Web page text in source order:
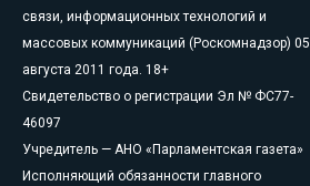
связи, информационных технологий и
массовых коммуникаций (Роскомнадзор) 05
августа 2011 года. 18+
Свидетельство о регистрации Эл № ФС77-
46097
Учредитель — АНО «Парламентская газета»
Исполняющий обязанности главного